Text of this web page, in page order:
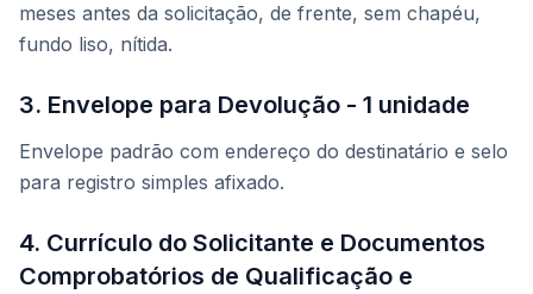
meses antes da solicitação, de frente, sem chapéu,
fundo liso, nítida.
3. Envelope para Devolução - 1 unidade
Envelope padrão com endereço do destinatário e selo
para registro simples afixado.
4. Currículo do Solicitante e Documentos
Comprobatórios de Qualificação e